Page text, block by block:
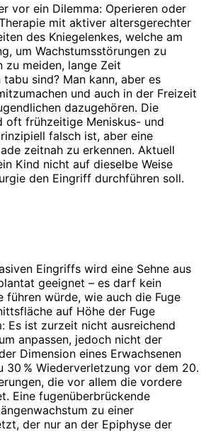
vor ein Dilemma: Operieren oder
mit aktiver altersgerechter
des Kniegelenkes, welche am
um Wachstumsstörungen zu
zu meiden, lange Zeit
sind? Man kann, aber es
und auch in der Freizeit
dazugehören. Die
oft frühzeitige Meniskus- und
falsch ist, aber eine
zeitnah zu erkennen. Aktuell
Kind nicht auf dieselbe Weise
den Eingriff durchführen soll.
Eingriffs wird eine Sehne aus
geeignet – es darf kein
führen würde, wie auch die Fuge
auf Höhe der Fuge
Es ist zurzeit nicht ausreichend
anpassen, jedoch nicht der
Dimension eines Erwachsenen
% Wiederverletzung vor dem 20.
die vor allem die vordere
Eine fugenüberbrückende
zu einer
der nur an der Epiphyse der